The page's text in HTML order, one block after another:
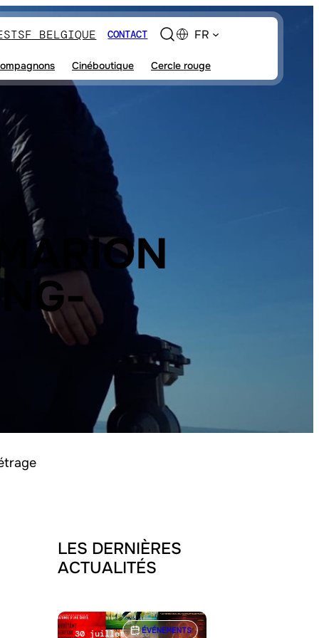
TSF BELGIQUE CONTACT FR
Cinéboutique Cercle rouge
LES DERNIÈRES
ACTUALITÉS
ÉVÉNEMENTS
30 juillet 2026